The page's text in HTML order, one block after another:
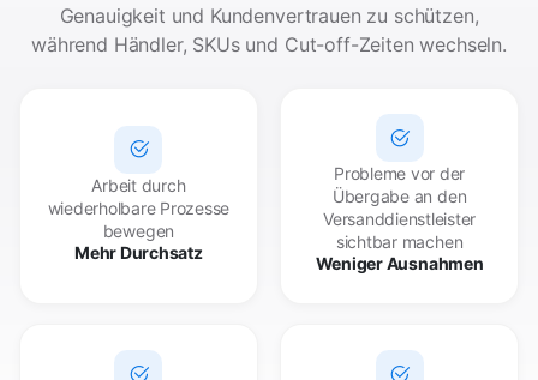
Genauigkeit und Kundenvertrauen zu schützen,
während Händler, SKUs und Cut-off-Zeiten wechseln.
Arbeit durch
wiederholbare Prozesse
bewegen
Mehr Durchsatz
Probleme vor der
Übergabe an den
Versanddienstleister
sichtbar machen
Weniger Ausnahmen